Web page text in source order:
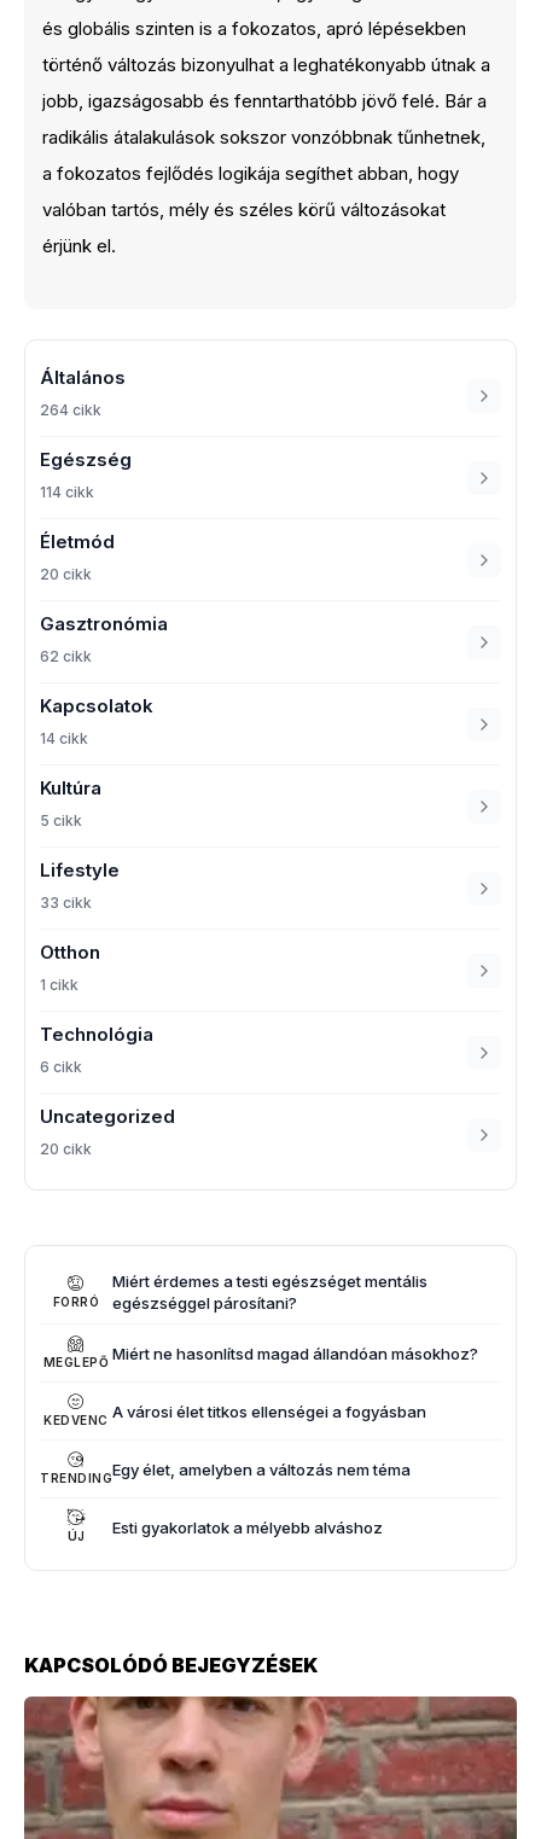
és globális szinten is a fokozatos, apró lépésekben
történő változás bizonyulhat a leghatékonyabb útnak a
jobb, igazságosabb és fenntarthatóbb jövő felé. Bár a
radikális átalakulások sokszor vonzóbbnak tűnhetnek,
a fokozatos fejlődés logikája segíthet abban, hogy
valóban tartós, mély és széles körű változásokat
érjünk el.
Általános
264 cikk
Egészség
114 cikk
Életmód
20 cikk
Gasztronómia
62 cikk
Kapcsolatok
14 cikk
Kultúra
5 cikk
Lifestyle
33 cikk
Otthon
1 cikk
Technológia
6 cikk
Uncategorized
20 cikk
FORRÓ
Miért érdemes a testi egészséget mentális
egészséggel párosítani?
MEGLEPŐ Miért ne hasonlítsd magad állandóan másokhoz?
KEDVENC A városi élet titkos ellenségei a fogyásban
TRENDINGEgy élet, amelyben a változás nem téma
ÚJ Esti gyakorlatok a mélyebb alváshoz
KAPCSOLÓDÓ BEJEGYZÉSEK